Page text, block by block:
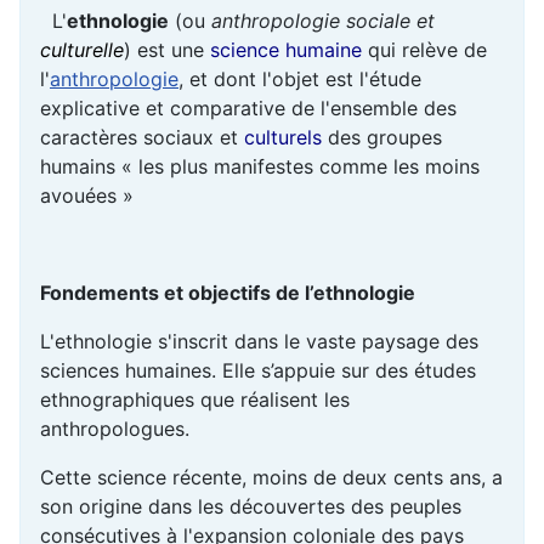
L'ethnologie (ou anthropologie sociale et
culturelle) est une science humaine qui relève de
l'anthropologie, et dont l'objet est l'étude
explicative et comparative de l'ensemble des
caractères sociaux et culturels des groupes
humains « les plus manifestes comme les moins
avouées »
Fondements et objectifs de l’ethnologie
L'ethnologie s'inscrit dans le vaste paysage des
sciences humaines. Elle s’appuie sur des études
ethnographiques que réalisent les
anthropologues.
Cette science récente, moins de deux cents ans, a
son origine dans les découvertes des peuples
consécutives à l'expansion coloniale des pays